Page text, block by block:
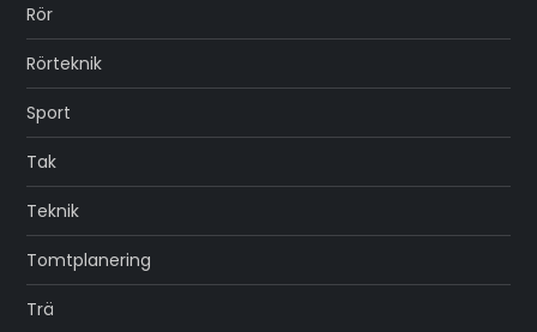
Rör
Rörteknik
Sport
Tak
Teknik
Tomtplanering
Trä